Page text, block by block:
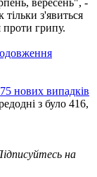
з'явиться
грипу.
нових випадків
з було 416,
на